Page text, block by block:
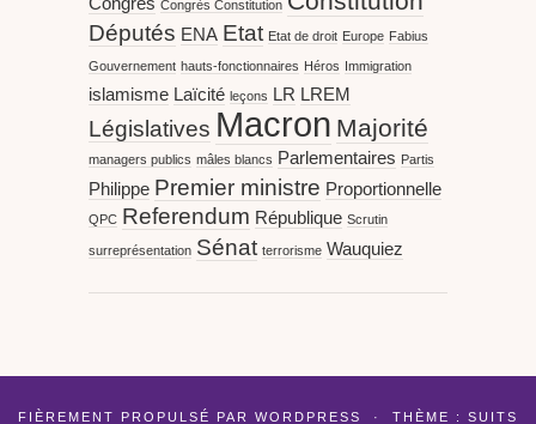
Congrès Constitution
Députés ENA Etat Etat de droit Europe Fabius
Gouvernement hauts-fonctionnaires Héros Immigration
islamisme Laïcité leçons LR LREM
Législatives Macron Majorité
managers publics mâles blancs Parlementaires Partis
Philippe Premier ministre Proportionnelle
QPC Referendum République Scrutin
surreprésentation Sénat terrorisme Wauquiez
FIÈREMENT PROPULSÉ PAR WORDPRESS · THÈME : SUITS